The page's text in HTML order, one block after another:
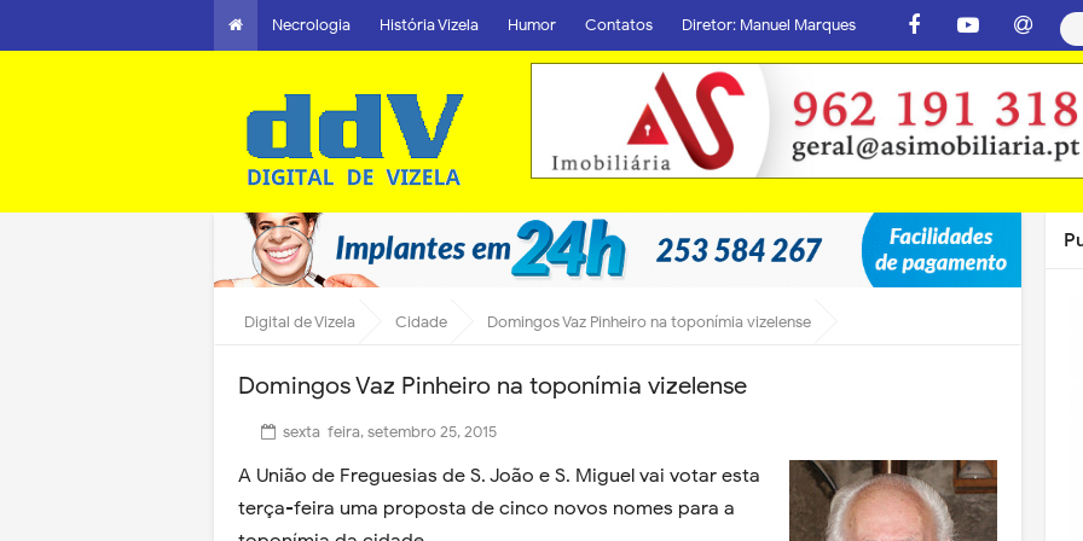
Necrologia História Vizela Humor Contatos Diretor: Manuel Marques
Digital de Vizela Cidade Domingos Vaz Pinheiro na toponímia vizelense
Domingos Vaz Pinheiro na toponímia vizelense
sexta-feira, setembro 25, 2015
A União de Freguesias de S. João e S. Miguel vai votar esta
terça-feira uma proposta de cinco novos nomes para a